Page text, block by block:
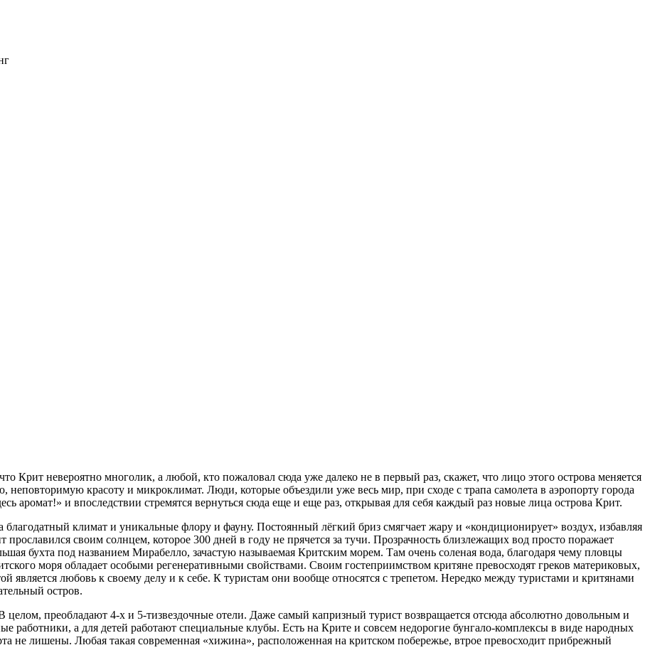
Крит невероятно многолик, а любой, кто пожаловал сюда уже далеко не в первый раз, скажет, что лицо этого острова меняется
красоту и микроклимат. Люди, которые объездили уже весь мир, при сходе с трапа самолета в аэропорту города
аромат!» и впоследствии стремятся вернуться сюда еще и еще раз, открывая для себя каждый раз новые лица острова Крит.
климат и уникальные флору и фауну. Постоянный лёгкий бриз смягчает жару и «кондиционирует» воздух, избавляя
своим солнцем, которое 300 дней в году не прячется за тучи. Прозрачность близлежащих вод просто поражает
бухта под названием Мирабелло, зачастую называемая Критским морем. Там очень соленая вода, благодаря чему пловцы
моря обладает особыми регенеративными свойствами. Своим гостеприимством критяне превосходят греков материковых,
является любовь к своему делу и к себе. К туристам они вообще относятся с трепетом. Нередко между туристами и критянами
остров.
преобладают 4-х и 5-тизвездочные отели. Даже самый капризный турист возвращается отсюда абсолютно довольным и
работники, а для детей работают специальные клубы. Есть на Крите и совсем недорогие бунгало-комплексы в виде народных
не лишены. Любая такая современная «хижина», расположенная на критском побережье, втрое превосходит прибрежный